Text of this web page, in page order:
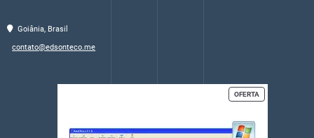
Goiânia, Brasil
contato@edsonteco.me
OFERTAPRODUTO
EM